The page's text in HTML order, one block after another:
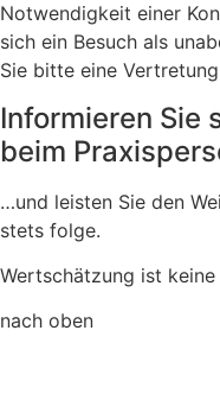
Notwendigkeit einer
sich ein Besuch als
Sie bitte eine
Informieren Sie
beim
…und leisten Sie den
stets folge.
Wertschätzung ist keine
nach oben